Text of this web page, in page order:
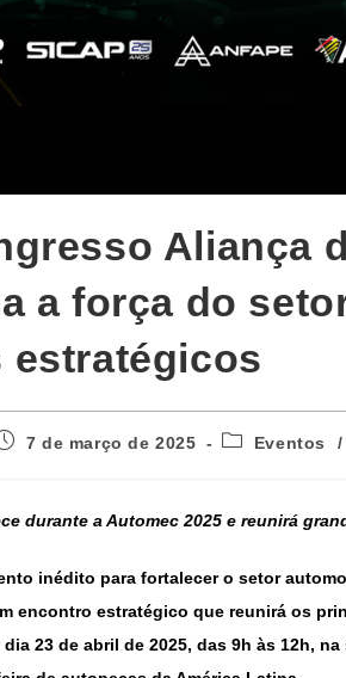
Aliança
a força do
estratégicos
7 de março de 2025 Eventos /
durante a Automec 2025 e reunirá
inédito para fortalecer o setor
encontro estratégico que reunirá os
dia 23 de abril de 2025, das 9h às 12h,